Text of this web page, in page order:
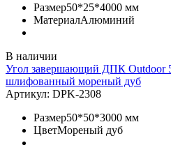
Размер50*25*4000 мм
МатериалАлюминий
В наличии
Угол завершающий ДПК Outdoor
шлифованный мореный дуб
Артикул: DPK-2308
Размер50*50*3000 мм
ЦветМореный дуб